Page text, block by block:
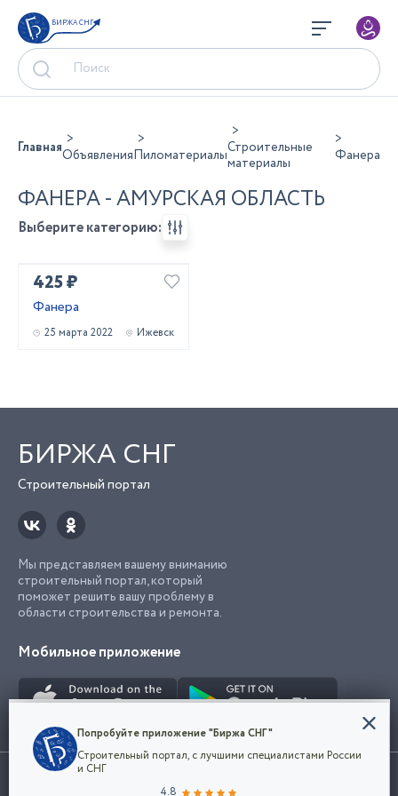
БИРЖА СНГ
ГлавнаяОбъявленияПиломатериалыСтроительные
материалы
Фанера
ФАНЕРА - АМУРСКАЯ ОБЛАСТЬ
Выберите категорию:
425 ₽
Фанера
25 марта 2022 Ижевск
БИРЖА СНГ
Строительный портал
Мы представляем вашему вниманию
строительный портал, который
поможет решить вашу проблему в
области строительства и ремонта.
Мобильное приложение
Использование сайта, в том числе подача объявлений, означает
Конфиденциальность
Мы используем файлы cookie, чтобы сделать
наш сайт удобным для каждого
Попробуйте приложение "Биржа СНГ"
Строительный портал, с лучшими специалистами России
и СНГ
4.8